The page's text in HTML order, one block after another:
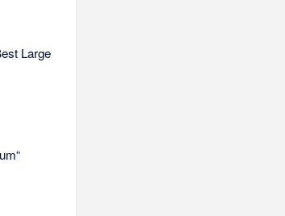
Large